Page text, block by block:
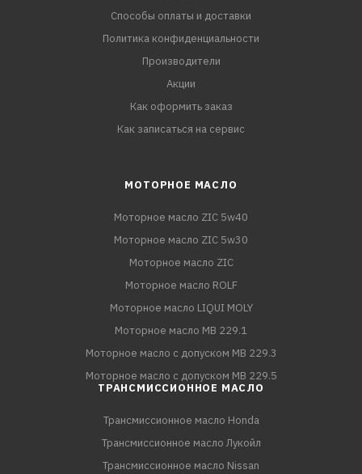
Способы оплаты и доставки
Политика конфиденциальности
Производители
Акции
Как оформить заказ
Как записаться на сервис
МОТОРНОЕ МАСЛО
Моторное масло ZIC 5w40
Моторное масло ZIC 5w30
Моторное масло ZIC
Моторное масло ROLF
Моторное масло LIQUI MOLY
Моторное масло MB 229.1
Моторное масло с допуском MB 229.3
Моторное масло с допуском MB 229.5
ТРАНСМИССИОННОЕ МАСЛО
Трансмиссионное масло Honda
Трансмиссионное масло Лукойл
Трансмиссионное масло Nissan